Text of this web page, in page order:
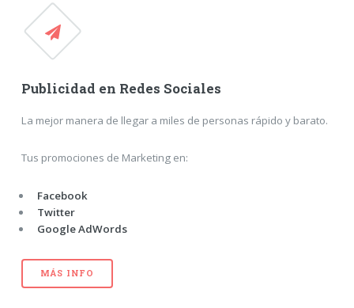
Publicidad en Redes Sociales
La mejor manera de llegar a miles de personas rápido y barato.
Tus promociones de Marketing en:
Facebook
Twitter
Google AdWords
MÁS INFO